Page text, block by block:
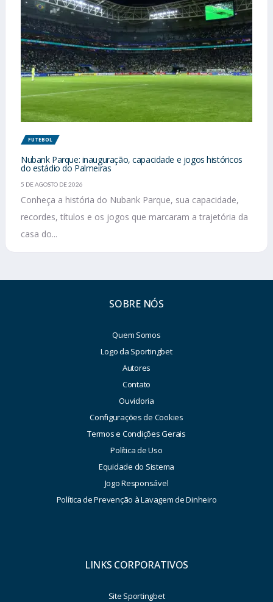
FUTEBOL
Nubank Parque: inauguração, capacidade e jogos históricos
do estádio do Palmeiras
5 DE AGOSTO DE 2026
Conheça a história do Nubank Parque, sua capacidade,
recordes, títulos e os jogos que marcaram a trajetória da
casa do...
SOBRE NÓS
Quem Somos
Logo da Sportingbet
Autores
Contato
Ouvidoria
Configurações de Cookies
Termos e Condições Gerais
Política de Uso
Equidade do Sistema
Jogo Responsável
Política de Prevenção à Lavagem de Dinheiro
LINKS CORPORATIVOS
Site Sportingbet